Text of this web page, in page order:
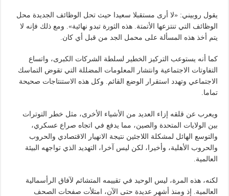
يقول روبيني: «لا أرى مستقبلا سعيدا حيث تحل الوظائف الجديدة محل
الوظائف التي تنتزعها الأتمتة. هذه الثورة تبدو نهائية». ومع ذلك فإنه لا
يتم أخذ هذه المسألة على محمل الجد من قبل أي كان.
كما أنه يستوعب التركيز الخطير لسلطة الشركات الكبرى، واتساع
التفاوتات الاجتماعية وانتشار المعلومات المضللة التي تقوض التماسك
الاجتماعي وتهدد استقرار الوضع القائم. وكل هذه الاستنتاجات صحيحة
تماما.
ويعرب عن قلقه إزاء العديد من الأشياء الأخرى، مثل خطر التوترات
بين الولايات المتحدة والصين، مما يدفع في اتجاه صراع عسكري،
والتوسع الهائل لمشكلة اللاجئين نتيجة الانهيار الاقتصادي والحروب
والحروب الأهلية، وأخيرا، لكن ليس آخرا، التهديد الذي تواجهه البيئة
العالمية.
لكنه، هذه المرة، ليس الوحيد في تقييمه المتشائم لآفاق الرأسمالية
العالمية. إذ ومنذ أشهر عديدة حتى الآن، امتلأت صفحات الصحف